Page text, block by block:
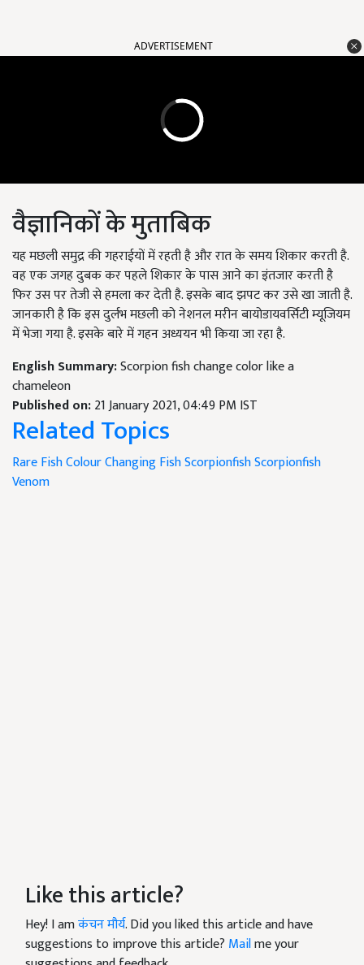
ADVERTISEMENT
वैज्ञानिकों के मुताबिक
यह मछली समुद्र की गहराईयों में रहती है और रात के समय शिकार करती है.
वह एक जगह दुबक कर पहले शिकार के पास आने का इंतजार करती है
फिर उस पर तेजी से हमला कर देती है. इसके बाद झपट कर उसे खा जाती है.
जानकारी है कि इस दुर्लभ मछली को नेशनल मरीन बायोडायवर्सिटी म्यूजियम
में भेजा गया है. इसके बारे में गहन अध्ययन भी किया जा रहा है.
English Summary:Scorpion fish change color like a
chameleon
Published on:21 January 2021, 04:49 PM IST
Related Topics
Rare FishColour Changing FishScorpionfishScorpionfish
Venom
Like this article?
Hey! I amकंचन मौर्य. Did you liked this article and have
suggestions to improve this article? Mailme your